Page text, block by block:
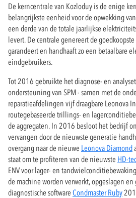
De kerncentrale van Kozloduy is de enige
belangrijkste eenheid voor de opwekking
een derde van de totale jaarlijkse
levert. De centrale genereert de
garandeert en handhaaft zo een betaalbare
eindgebruikers.
Tot 2016 gebruikte het diagnose- en
ondersteuning van SPM - samen met de
reparatieafdelingen vijf draagbare Leonova
routegebaseerde trillings- en
de aggregaten. In 2016 besloot het bedrijf
vervangen door de nieuwste generatie
overgang naar de nieuwe Leonova Diamond
staat om te profiteren van de nieuwste HD-
ENV voor lager- en
de machine worden verwerkt, opgeslagen
diagnostische software Condmaster Ruby